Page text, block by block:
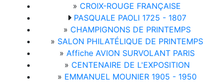
» CROIX-ROUGE FRANÇAISE
PASQUALE PAOLI 1725 - 1807
» CHAMPIGNONS DE PRINTEMPS
» SALON PHILATÉLIQUE DE PRINTEMPS
» Affiche AVION SURVOLANT PARIS
» CENTENAIRE DE L'EXPOSITION
» EMMANUEL MOUNIER 1905 - 1950